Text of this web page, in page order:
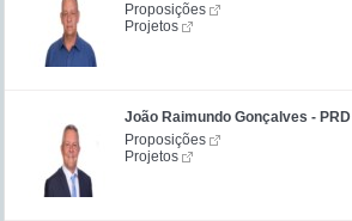
Proposições
Projetos
João Raimundo Gonçalves - PRD
Proposições
Projetos